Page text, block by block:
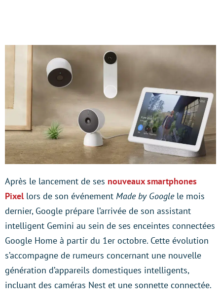
Après le lancement de ses nouveaux smartphones
Pixellors de son événement Made by Googlele mois
dernier, Google prépare l’arrivée de son assistant
intelligent Gemini au sein de ses enceintes connectées
Google Home à partir du 1er octobre. Cette évolution
s’accompagne de rumeurs concernant une nouvelle
génération d’appareils domestiques intelligents,
incluant des caméras Nest et une sonnette connectée.